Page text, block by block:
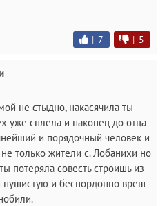
| 7 | 5
не стыдно, накасячила ты
уже сплела и наконец до отца
и порядочный человек и
только жители с. Лобанихи но
потеряла совесть строишь из
пушистую и беспордонно вреш